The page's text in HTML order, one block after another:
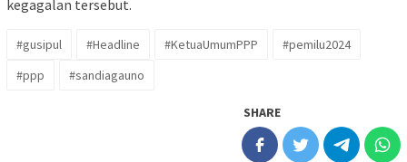
kegagalan tersebut.
#gusipul #Headline #KetuaUmumPPP
#pemilu2024
#ppp
#sandiagauno
SHARE